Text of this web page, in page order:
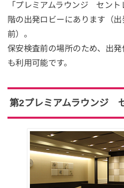
「プレミアムラウンジ セン
階の出発ロビーにあります（
前）。
保安検査前の場所のため、出
も利用可能です。
第2プレミアムラウンジ